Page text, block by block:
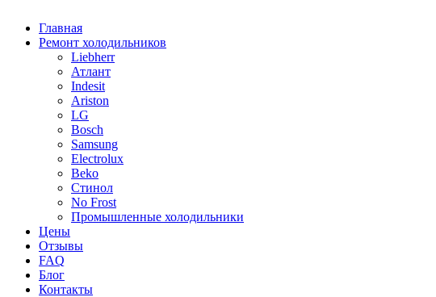
Главная
Ремонт холодильников
Liebherr
Атлант
Indesit
Ariston
LG
Bosch
Samsung
Electrolux
Beko
Стинол
No Frost
Промышленные холодильники
Цены
Отзывы
FAQ
Блог
Контакты